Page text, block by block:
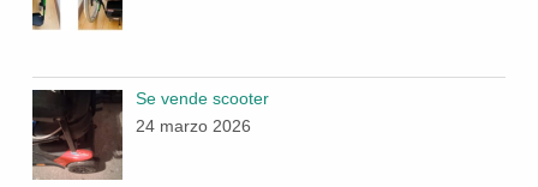
Se vende scooter
24 marzo 2026